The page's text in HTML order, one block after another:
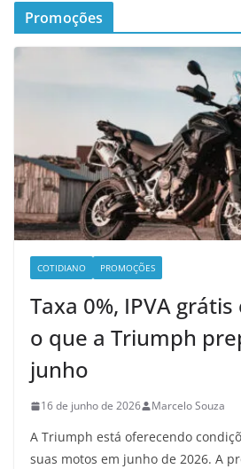
Promoções
COTIDIANO PROMOÇÕES
Taxa 0%, IPVA
o que a Triumph
junho
16 de junho de 2026 Marcelo Souza
A Triumph está oferecendo
suas motos em junho de 2026. A